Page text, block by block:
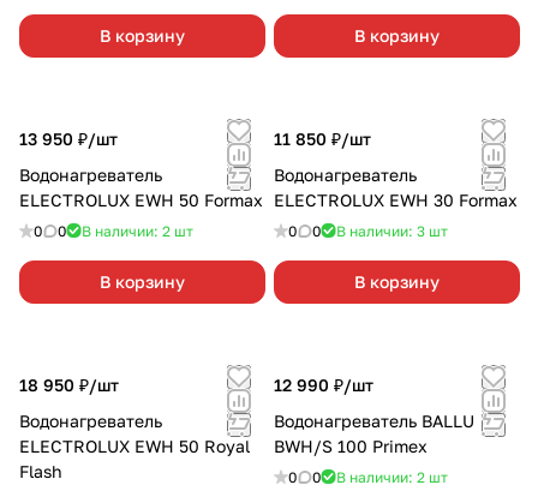
В корзину В корзину
13 950 ₽/шт
Водонагреватель
ELECTROLUX EWH 50 Formax
0 0 В наличии: 2 шт
В корзину
11 850 ₽/шт
Водонагреватель
ELECTROLUX EWH 30 Formax
0 0 В наличии: 3 шт
В корзину
18 950 ₽/шт
Водонагреватель
ELECTROLUX EWH 50 Royal
Flash
12 990 ₽/шт
Водонагреватель BALLU
BWH/S 100 Primex
0 0 В наличии: 2 шт